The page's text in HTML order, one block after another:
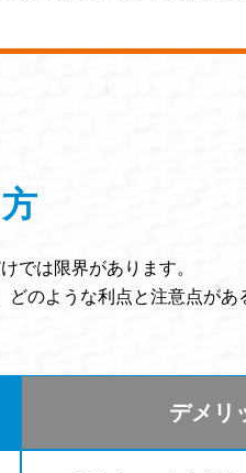
では限界があります。
のような利点と注意点があ
デメリ